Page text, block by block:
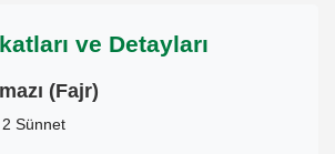
ve Detayları
(Fajr)
Sünnet